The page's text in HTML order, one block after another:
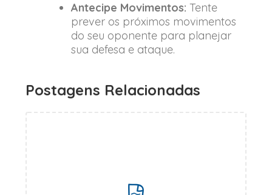
Antecipe Movimentos: Tente
prever os próximos movimentos
do seu oponente para planejar
sua defesa e ataque.
Postagens Relacionadas